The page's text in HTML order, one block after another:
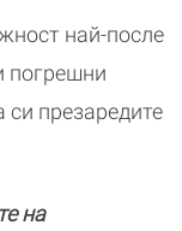
най-после
погрешни
си презаредите
на